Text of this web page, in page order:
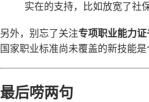
实在的支持，比如放宽了社
另外，别忘了关注专项职业能力证
国家职业标准尚未覆盖的新技能是
最后唠两句